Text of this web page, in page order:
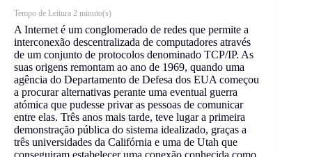
A Internet é um conglomerado de redes que permite a
interconexão descentralizada de computadores através
de um conjunto de protocolos denominado TCP/IP. As
suas origens remontam ao ano de 1969, quando uma
agência do Departamento de Defesa dos EUA começou
a procurar alternativas perante uma eventual guerra
atómica que pudesse privar as pessoas de comunicar
entre elas. Três anos mais tarde, teve lugar a primeira
demonstração pública do sistema idealizado, graças a
três universidades da Califórnia e uma de Utah que
conseguiram estabelecer uma conexão conhecida como